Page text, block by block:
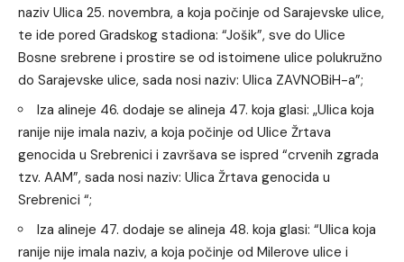
naziv Ulica 25. novembra, a koja počinje od Sarajevske ulice,
te ide pored Gradskog stadiona: “Jošik”, sve do Ulice
Bosne srebrene i prostire se od istoimene ulice polukružno
do Sarajevske ulice, sada nosi naziv: Ulica ZAVNOBiH-a”;
Iza alineje 46. dodaje se alineja 47. koja glasi: „Ulica koja
ranije nije imala naziv, a koja počinje od Ulice Žrtava
genocida u Srebrenici i završava se ispred “crvenih zgrada
tzv. AAM”, sada nosi naziv: Ulica Žrtava genocida u
Srebrenici “;
Iza alineje 47. dodaje se alineja 48. koja glasi: “Ulica koja
ranije nije imala naziv, a koja počinje od Milerove ulice i